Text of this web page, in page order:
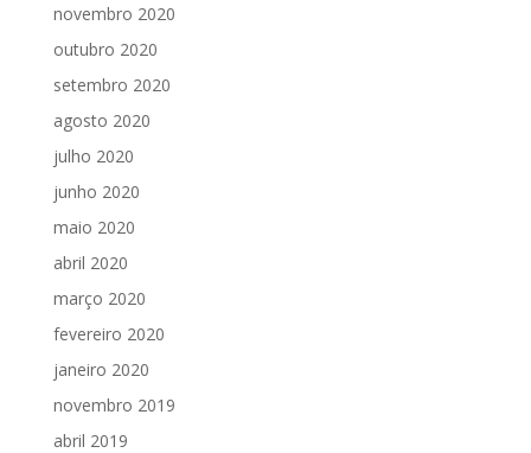
novembro 2020
outubro 2020
setembro 2020
agosto 2020
julho 2020
junho 2020
maio 2020
abril 2020
março 2020
fevereiro 2020
janeiro 2020
novembro 2019
abril 2019